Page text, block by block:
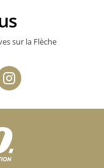
sur la Flèche